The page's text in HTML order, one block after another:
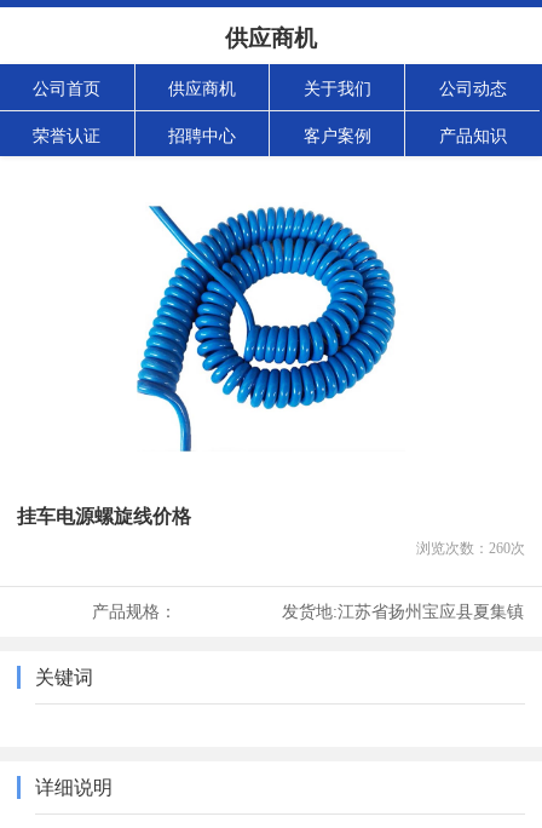
供应商机
公司首页 供应商机 关于我们 公司动态
荣誉认证 招聘中心 客户案例 产品知识
挂车电源螺旋线价格
浏览次数： 260次
产品规格： 发货地:江苏省扬州宝应县夏集镇
关键词
详细说明